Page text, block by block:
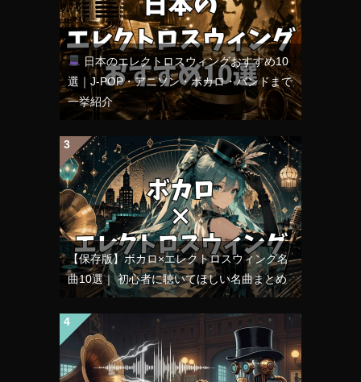
日本のエレクトロスウィングおすすめ10
選｜J-POP・アニソン・ボカロ・バンドまで
一挙紹介
【保存版】ボカロ×エレクトロスウィング名
曲10選｜ 初心者に聴いてほしい名曲まとめ